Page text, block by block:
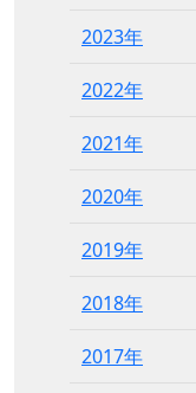
2023年
2022年
2021年
2020年
2019年
2018年
2017年